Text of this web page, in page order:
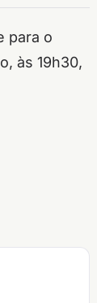
para o
às 19h30,